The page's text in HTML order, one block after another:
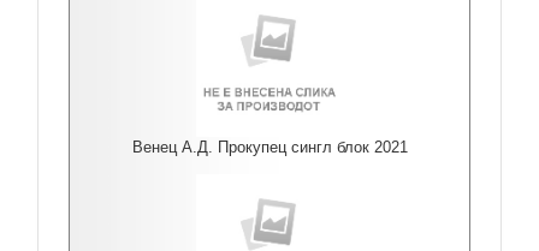
Венец А.Д. Прокупец сингл блок 2021